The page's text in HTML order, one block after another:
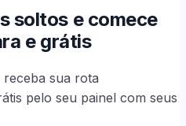
soltos e comece
e grátis
receba sua rota
pelo seu painel com seus